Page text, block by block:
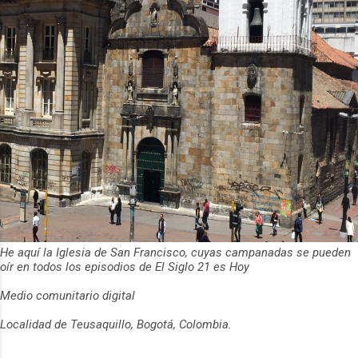
He aquí la Iglesia de San Francisco, cuyas campanadas se pueden
oír en todos los episodios de El Siglo 21 es Hoy
Medio comunitario digital
Localidad de Teusaquillo, Bogotá, Colombia.